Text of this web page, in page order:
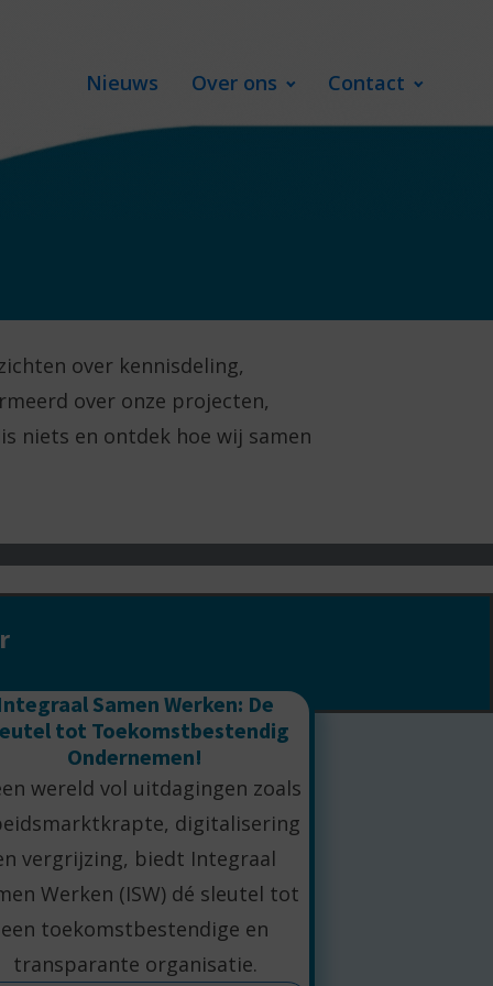
Nieuws Over ons Contact
over kennisdeling,
over onze projecten,
niets en ontdek hoe wij samen
Samen Werken: De
tot Toekomstbestendig
Ondernemen!
wereld vol uitdagingen zoals
digitalisering
vergrijzing, biedt Integraal
Werken (ISW) dé sleutel tot
een toekomstbestendige en
transparante organisatie.